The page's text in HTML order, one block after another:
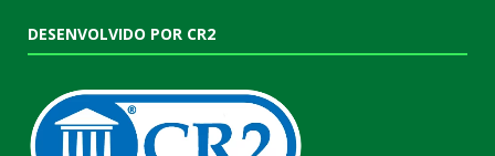
DESENVOLVIDO POR CR2